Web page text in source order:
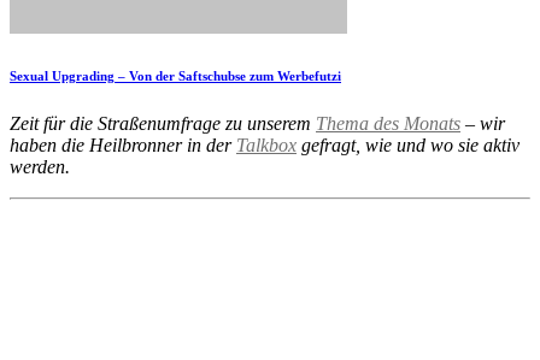
Sexual Upgrading – Von der Saftschubse zum Werbefutzi
Zeit für die Straßenumfrage zu unserem Thema des Monats – wir
haben die Heilbronner in der Talkbox gefragt, wie und wo sie aktiv
werden.